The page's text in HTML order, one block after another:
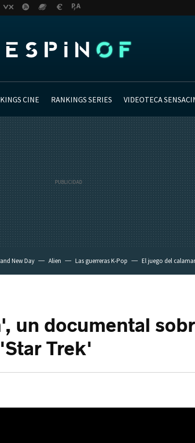
CINE RANKINGS SERIES VIDEOTECA
New Day Alien Las guerreras K-Pop El juego del calamar
un documental
Trek'